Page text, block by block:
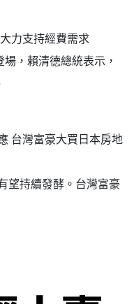
力支持經費需求
，賴清德總統表示，
台灣富豪大買日本房地
望持續發酵。台灣富豪